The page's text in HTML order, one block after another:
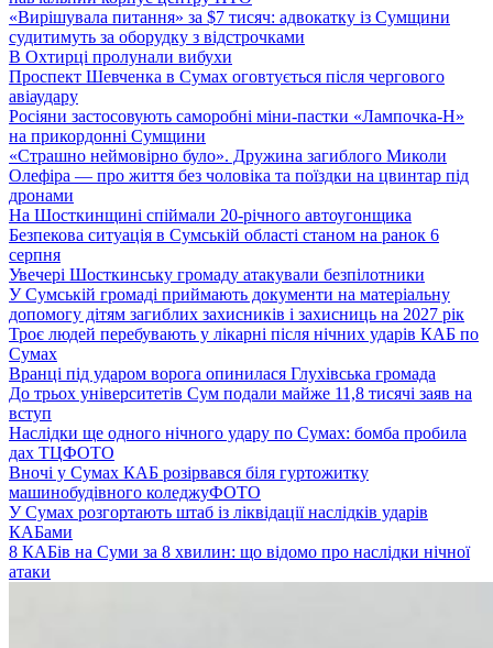
«Вирішувала питання» за $7 тисяч: адвокатку із Сумщини
судитимуть за оборудку з відстрочками
В Охтирці пролунали вибухи
Проспект Шевченка в Сумах оговтується після чергового
авіаудару
Росіяни застосовують саморобні міни-пастки «Лампочка-Н»
на прикордонні Сумщини
«Страшно неймовірно було». Дружина загиблого Миколи
Олефіра — про життя без чоловіка та поїздки на цвинтар під
дронами
На Шосткинщині спіймали 20-річного автоугонщика
Безпекова ситуація в Сумській області станом на ранок 6
серпня
Увечері Шосткинську громаду атакували безпілотники
У Сумській громаді приймають документи на матеріальну
допомогу дітям загиблих захисників і захисниць на 2027 рік
Троє людей перебувають у лікарні після нічних ударів КАБ по
Сумах
Вранці під ударом ворога опинилася Глухівська громада
До трьох університетів Сум подали майже 11,8 тисячі заяв на
вступ
Наслідки ще одного нічного удару по Сумах: бомба пробила
дах ТЦФОТО
Вночі у Сумах КАБ розірвався біля гуртожитку
машинобудівного коледжуФОТО
У Сумах розгортають штаб із ліквідації наслідків ударів
КАБами
8 КАБів на Суми за 8 хвилин: що відомо про наслідки нічної
атаки